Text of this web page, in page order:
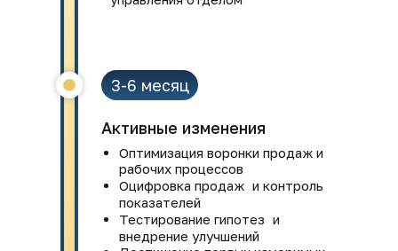
Активные изменения
Оптимизация воронки продаж и
рабочих процессов
Оцифровка продаж и контроль
показателей
Тестирование гипотез и
внедрение улучшений
3-6 месяц